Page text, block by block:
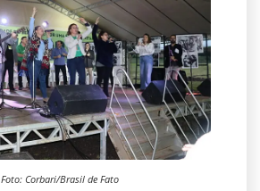
Foto: Corbari/Brasil de Fato